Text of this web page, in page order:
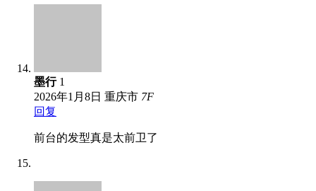
墨行 1
2026年1月8日 重庆市 7F
回复
前台的发型真是太前卫了